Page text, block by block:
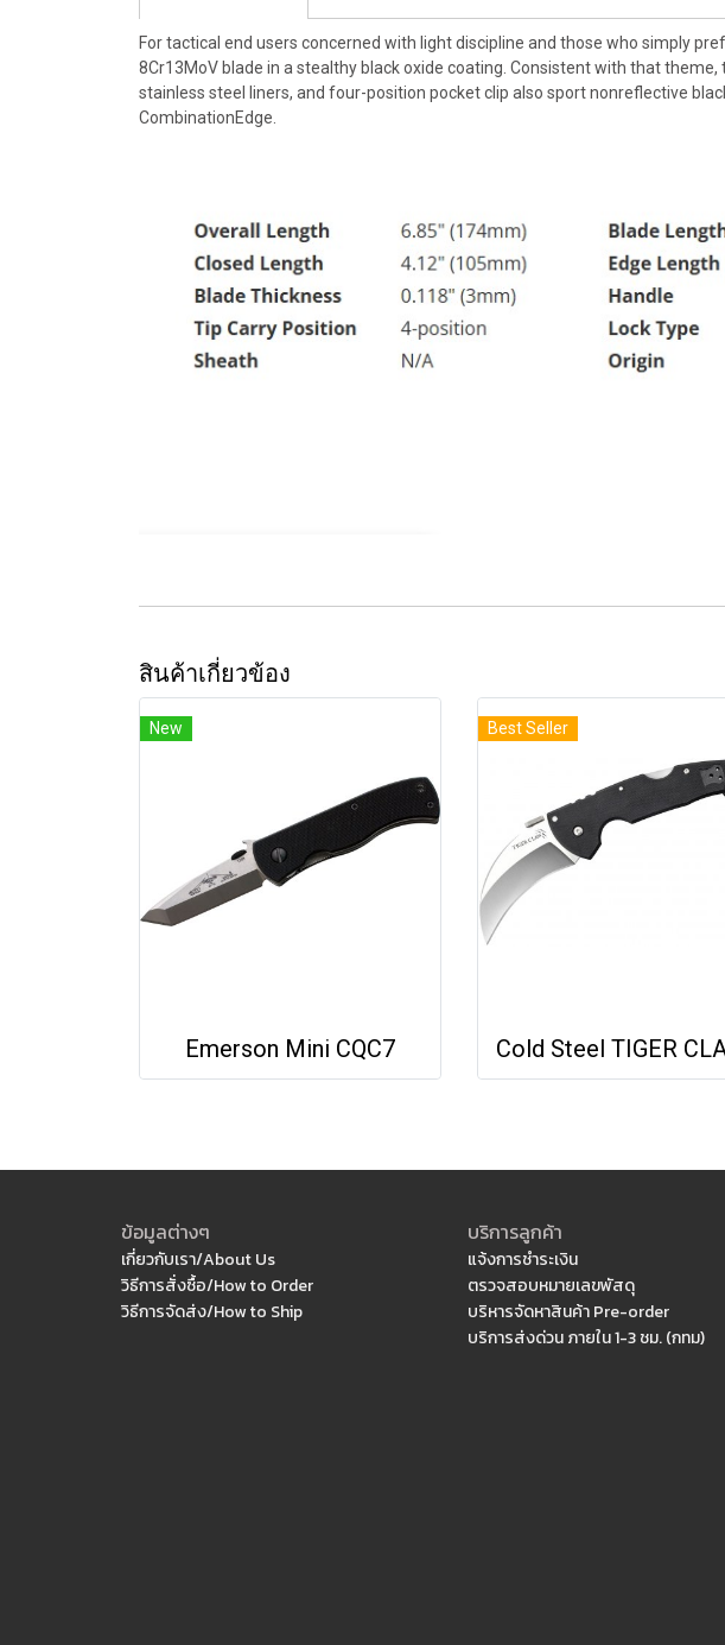
For tactical end users concerned with light discipline and those who simply
8Cr13MoV blade in a stealthy black oxide coating. Consistent with that theme,
stainless steel liners, and four-position pocket clip also sport nonreflective
CombinationEdge.
สินค้าเกี่ยวข้อง
New
Emerson Mini CQC7
Best Seller
ข้อมูลต่างๆ
เกี่ยวกับเรา/About Us
วิธีการสั่งซื้อ/How to Order
วิธีการจัดส่ง/How to Ship
บริการลูกค้า
แจ้งการชำระเงิน
ตรวจสอบหมายเลขพัสดุ
บริหารจัดหาสินค้า Pre-order
บริการส่งด่วน ภายใน 1-3 ชม. (กทม)